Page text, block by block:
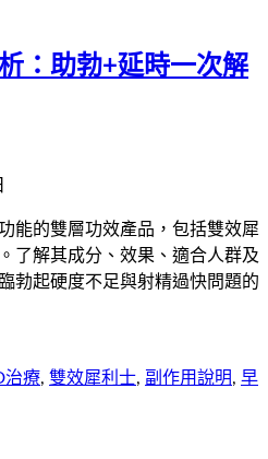
：助勃+延時一次解
能的雙層功效產品，包括雙效犀
了解其成分、效果、適合人群及
勃起硬度不足與射精過快問題的
治療, 雙效犀利士, 副作用說明, 早